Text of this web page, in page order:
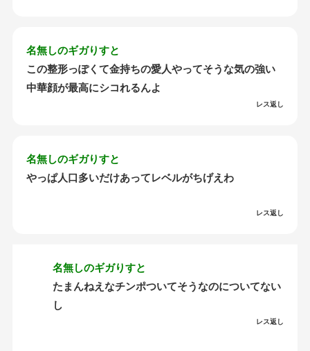
名無しのギガりすと
この整形っぽくて金持ちの愛人やってそうな気の強い
中華顔が最高にシコれるんよ
レス返し
名無しのギガりすと
やっぱ人口多いだけあってレベルがちげえわ
レス返し
名無しのギガりすと
たまんねえなチンポついてそうなのについてない
し
レス返し